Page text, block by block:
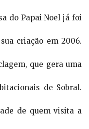
do Papai Noel já foi
criação em 2006.
que gera uma
de Sobral.
de quem visita a